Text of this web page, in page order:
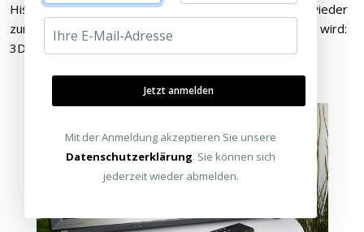
Hisense, die mit dem PX3 Pro die 3D-Unterstützung wieder
zurückholen. Eine Entscheidung, die viele Fans erfreuen wird:
3D ist noch lange nicht tot!
Jetzt anmelden
Mit der Anmeldung akzeptieren Sie unsere
Datenschutzerklärung. Sie können sich
jederzeit wieder abmelden.